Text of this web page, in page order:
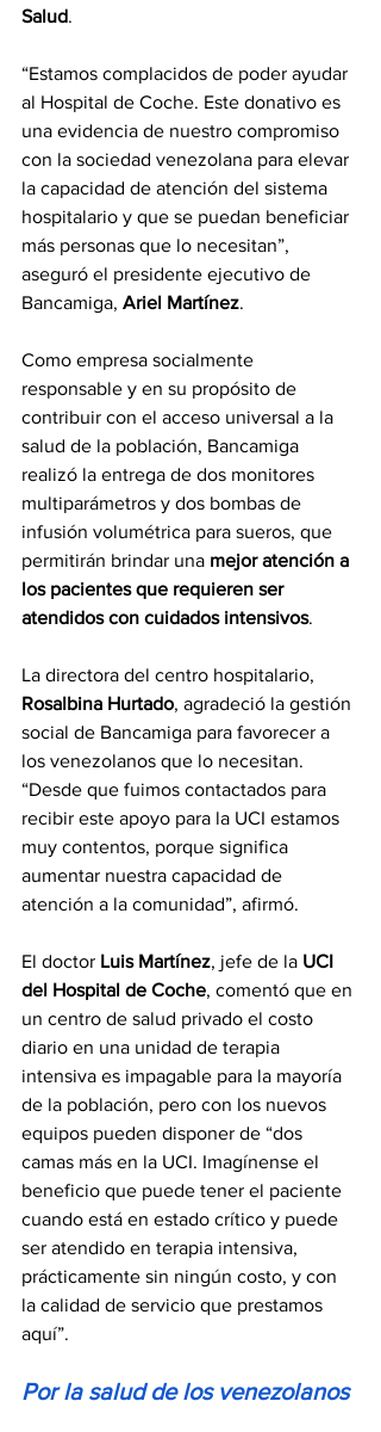
Salud.
“Estamos complacidos de poder ayudar
al Hospital de Coche. Este donativo es
una evidencia de nuestro compromiso
con la sociedad venezolana para elevar
la capacidad de atención del sistema
hospitalario y que se puedan beneficiar
más personas que lo necesitan”,
aseguró el presidente ejecutivo de
Bancamiga, Ariel Martínez.
Como empresa socialmente
responsable y en su propósito de
contribuir con el acceso universal a la
salud de la población, Bancamiga
realizó la entrega de dos monitores
multiparámetros y dos bombas de
infusión volumétrica para sueros, que
permitirán brindar una mejor atención a
los pacientes que requieren ser
atendidos con cuidados intensivos.
La directora del centro hospitalario,
Rosalbina Hurtado, agradeció la gestión
social de Bancamiga para favorecer a
los venezolanos que lo necesitan.
“Desde que fuimos contactados para
recibir este apoyo para la UCI estamos
muy contentos, porque significa
aumentar nuestra capacidad de
atención a la comunidad”, afirmó.
El doctor Luis Martínez, jefe de la UCI
del Hospital de Coche, comentó que en
un centro de salud privado el costo
diario en una unidad de terapia
intensiva es impagable para la mayoría
de la población, pero con los nuevos
equipos pueden disponer de “dos
camas más en la UCI. Imagínense el
beneficio que puede tener el paciente
cuando está en estado crítico y puede
ser atendido en terapia intensiva,
prácticamente sin ningún costo, y con
la calidad de servicio que prestamos
aquí”.
Por la salud de los venezolanos